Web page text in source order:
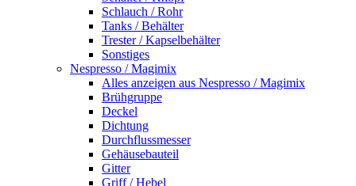
Schlauch / Rohr
Tanks / Behälter
Trester / Kapselbehälter
Sonstiges
Nespresso / Magimix
Alles anzeigen aus Nespresso / Magimix
Brühgruppe
Deckel
Dichtung
Durchflussmesser
Gehäusebauteil
Gitter
Griff / Hebel